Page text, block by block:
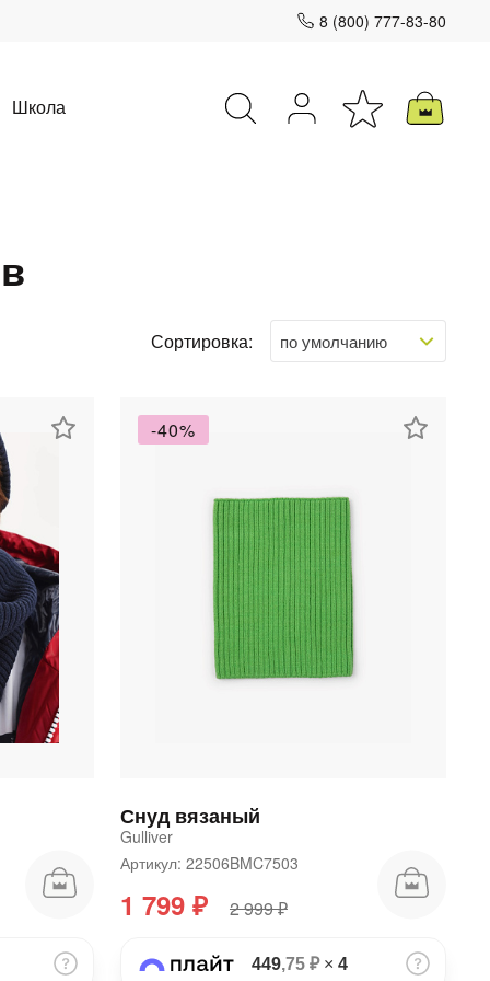
8 (800) 777-83-80
Школа
Сортировка:
-40%
Снуд вязаный
Gulliver
Артикул: 22506BMC7503
1 799 ₽ 2 999 ₽
449,75 ₽× 4